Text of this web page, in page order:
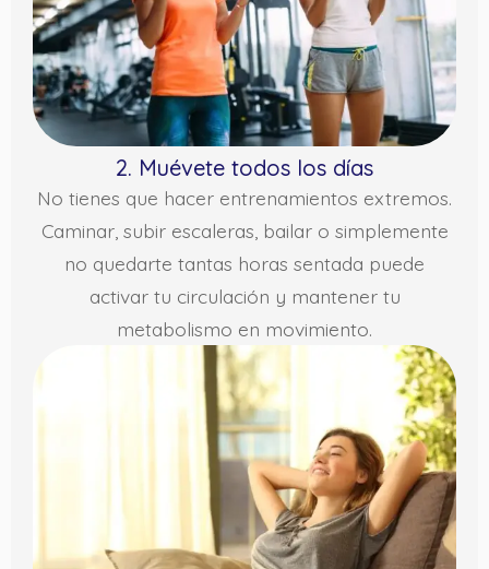
2. Muévete todos los días
No tienes que hacer entrenamientos extremos.
Caminar, subir escaleras, bailar o simplemente
no quedarte tantas horas sentada puede
activar tu circulación y mantener tu
metabolismo en movimiento.